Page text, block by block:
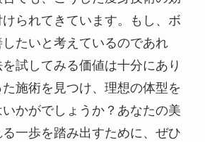
られてきています。もし、ボ
たいと考えているのであれ
試してみる価値は十分にあり
施術を見つけ、理想の体型を
かがでしょうか？あなたの美
一歩を踏み出すために、ぜひ